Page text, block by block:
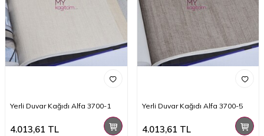
Yerli Duvar Kağıdı Alfa 3700-1
4.013,61 TL
Yerli Duvar Kağıdı Alfa 3700-5
4.013,61 TL